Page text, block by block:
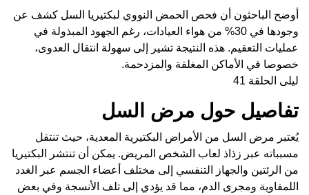
أوضح الباحثون أن فحص الحمض النووي لبكتيريا السل كشف عن
وجودها في 30% من هواء العيادات، رغم الجهود المبذولة في
عمليات التعقيم. هذه النتيجة تشير إلى سهولة انتقال العدوى،
خصوصا في الأماكن المغلقة والمزدحمة.
ليلى الحلقة 41
تفاصيل حول مرض السل
يُعتبر مرض السل من الأمراض البكتيرية المعدية، حيث تنتقل
مسبباته عبر زذاذ لعاب الشخص المريض. يمكن أن تنتشر البكتيريا
من الرئتين والجهاز التنفسي إلى مختلف أعضاء الجسم عبر الغدد
اللمفاوية ومجرى الدم، مما قد يؤدي إلى تلف الأنسجة وفي بعض